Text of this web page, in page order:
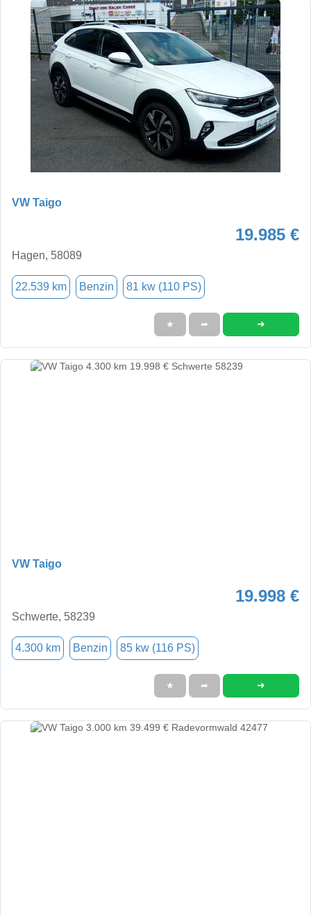
VW Taigo
19.985 €
Hagen, 58089
22.539 km Benzin 81 kw (110 PS)
★ ➦ ➜
VW Taigo
19.998 €
Schwerte, 58239
4.300 km Benzin 85 kw (116 PS)
★ ➦ ➜